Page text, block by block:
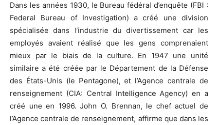
Dans les années 1930, le Bureau fédéral d’enquête (FBI :
Federal Bureau of Investigation) a créé une division
spécialisée dans l’industrie du divertissement car les
employés avaient réalisé que les gens comprenaient
mieux par le biais de la culture. En 1947 une unité
similaire a été créée par le Département de la Défense
des États-Unis (le Pentagone), et l’Agence centrale de
renseignement (CIA: Central Intelligence Agency) en a
créé une en 1996. John O. Brennan, le chef actuel de
l’Agence centrale de renseignement, affirme que dans les